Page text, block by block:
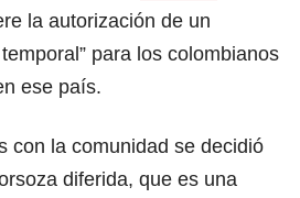
la autorización de un
para los colombianos
ese país.
con la comunidad se decidió
diferida, que es una